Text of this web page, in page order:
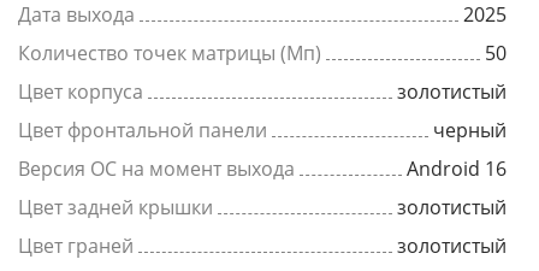
Дата выхода
2025
Количество точек матрицы (Мп)
50
Цвет корпуса
золотистый
Цвет фронтальной панели
черный
Версия ОС на момент выхода
Android 16
Цвет задней крышки
золотистый
Цвет граней
золотистый